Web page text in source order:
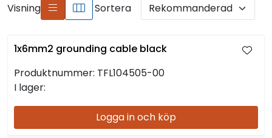
Visning Sortera
1x6mm2 grounding cable black
Produktnummer: TFL104505-00
I lager:
Logga in och köp